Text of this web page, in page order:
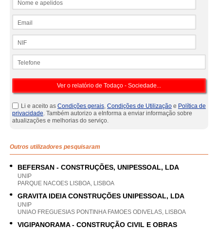
Li e aceito as Condições gerais, Condições de Utilização e Política de
privacidade. Também autorizo a eInforma a enviar informação sobre
atualizações e melhorias do serviço.
Outros utilizadores pesquisaram
BEFERSAN - CONSTRUÇÕES, UNIPESSOAL, LDA
UNIP
PARQUE NACOES LISBOA, LISBOA
GRAVITA IDEIA CONSTRUÇÕES UNIPESSOAL, LDA
UNIP
UNIAO FREGUESIAS PONTINHA FAMOES ODIVELAS, LISBOA
VIGIPANORAMA - CONSTRUÇÃO CIVIL E OBRAS